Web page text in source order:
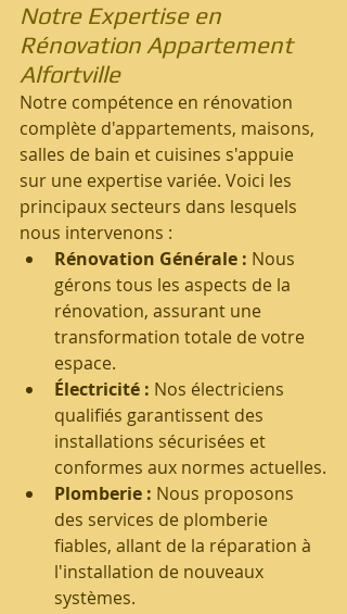
Notre Expertise en
Rénovation Appartement
Alfortville
Notre compétence en rénovation
complète d'appartements, maisons,
salles de bain et cuisines s'appuie
sur une expertise variée. Voici les
principaux secteurs dans lesquels
nous intervenons :
Rénovation Générale : Nous
gérons tous les aspects de la
rénovation, assurant une
transformation totale de votre
espace.
Électricité : Nos électriciens
qualifiés garantissent des
installations sécurisées et
conformes aux normes actuelles.
Plomberie : Nous proposons
des services de plomberie
fiables, allant de la réparation à
l'installation de nouveaux
systèmes.